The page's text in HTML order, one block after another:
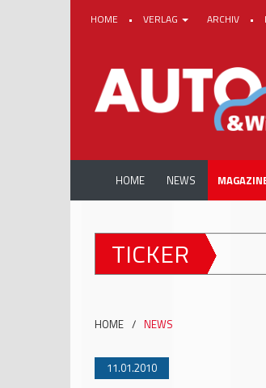
HOME • VERLAG ARCHIV •
HOME NEWS
TICKER
HOME / NEWS
11.01.2010